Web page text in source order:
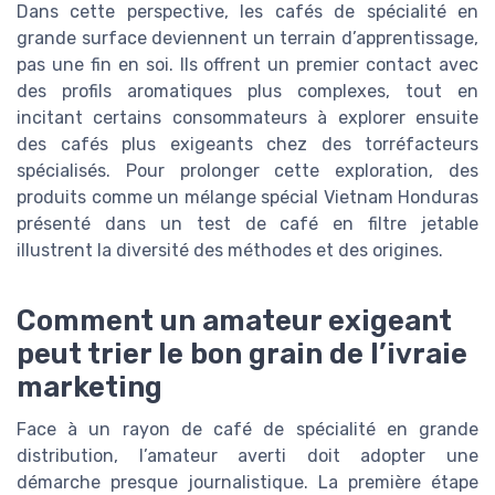
Dans cette perspective, les cafés de spécialité en
grande surface deviennent un terrain d’apprentissage,
pas une fin en soi. Ils offrent un premier contact avec
des profils aromatiques plus complexes, tout en
incitant certains consommateurs à explorer ensuite
des cafés plus exigeants chez des torréfacteurs
spécialisés. Pour prolonger cette exploration, des
produits comme un mélange spécial Vietnam Honduras
présenté dans un test de café en filtre jetable
illustrent la diversité des méthodes et des origines.
Comment un amateur exigeant
peut trier le bon grain de l’ivraie
marketing
Face à un rayon de café de spécialité en grande
distribution, l’amateur averti doit adopter une
démarche presque journalistique. La première étape